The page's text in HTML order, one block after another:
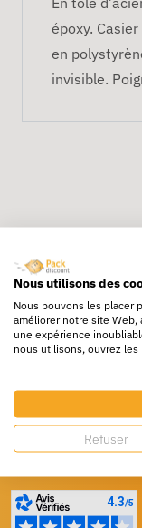
époxy.
en
invisible.
Livraison
24/72h
Dès 250€
Profitez de
Besoin
Nous utilisons des
Nous pouvons les placer
améliorer notre site
une expérience
nous utilisons, ouvrez les
Refuser